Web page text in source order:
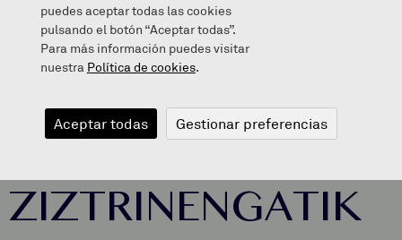
2020/05/18
IPUINA: LAU
IZKIN
ZIZTRINENGATIK
puedes aceptar todas las cookies
pulsando el botón “Aceptar todas”.
Para más información puedes visitar
nuestra Política de cookies.
Aceptar todas Gestionar preferencias